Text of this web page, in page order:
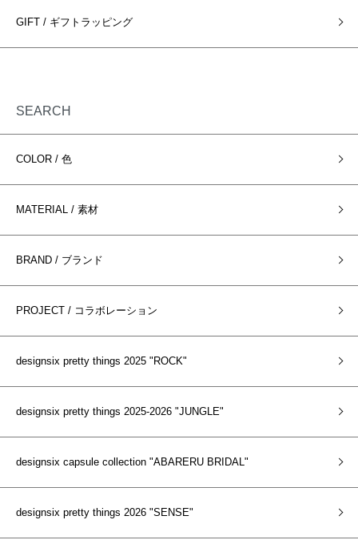
GIFT / ギフトラッピング
SEARCH
COLOR / 色
MATERIAL / 素材
BRAND / ブランド
PROJECT / コラボレーション
designsix pretty things 2025 "ROCK"
designsix pretty things 2025-2026 "JUNGLE"
designsix capsule collection "ABARERU BRIDAL"
designsix pretty things 2026 "SENSE"